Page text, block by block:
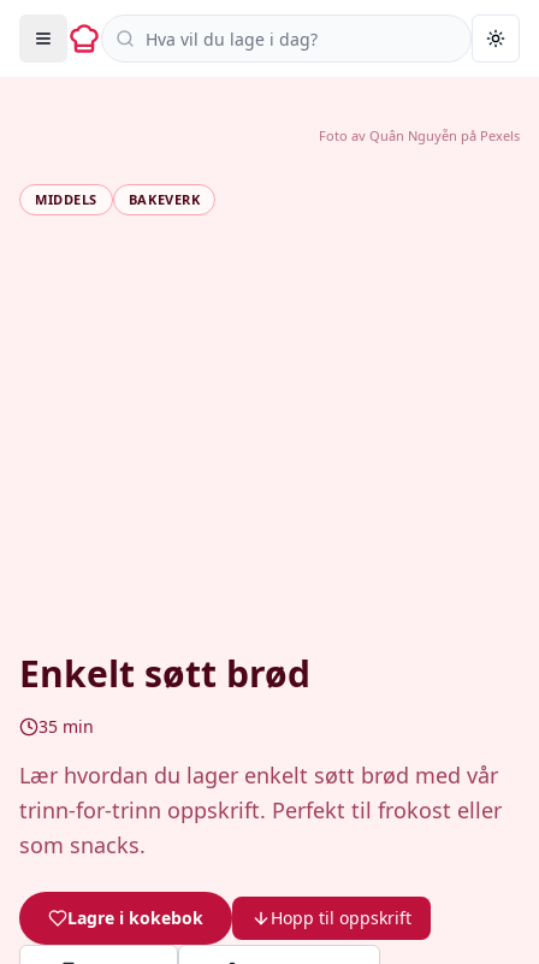
Søk i oppskrifter
MIDDELS BAKEVERK
Enkelt søtt brød
35 min
Lær hvordan du lager enkelt søtt brød med vår
trinn-for-trinn oppskrift. Perfekt til frokost eller
som snacks.
Lagre i kokebok Hopp til oppskrift
Foto av Quân Nguyễn på Pexels